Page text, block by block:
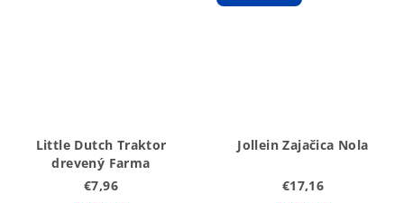
Little Dutch Traktor
drevený Farma
€7,96
Jollein Zajačica Nola
€17,16